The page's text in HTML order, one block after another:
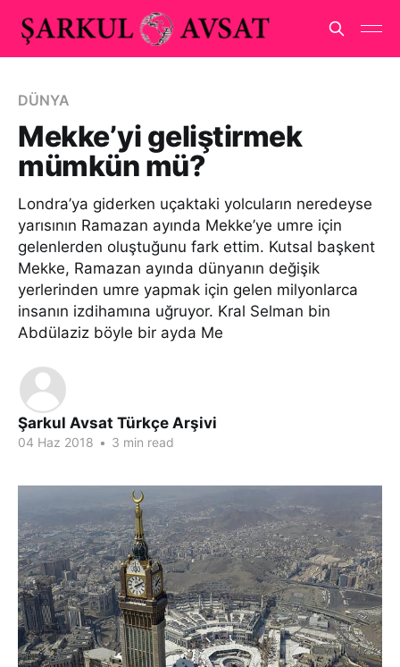
DÜNYA
Mekke’yi geliştirmek
mümkün mü?
Londra’ya giderken uçaktaki yolcuların neredeyse
yarısının Ramazan ayında Mekke’ye umre için
gelenlerden oluştuğunu fark ettim. Kutsal başkent
Mekke, Ramazan ayında dünyanın değişik
yerlerinden umre yapmak için gelen milyonlarca
insanın izdihamına uğruyor. Kral Selman bin
Abdülaziz böyle bir ayda Me
Şarkul Avsat Türkçe Arşivi
04 Haz 2018 • 3 min read